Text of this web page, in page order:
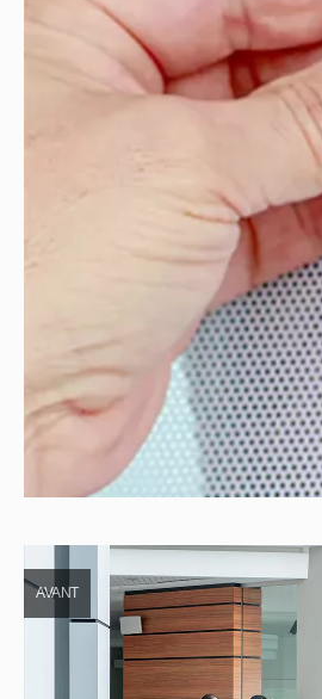
AVANT